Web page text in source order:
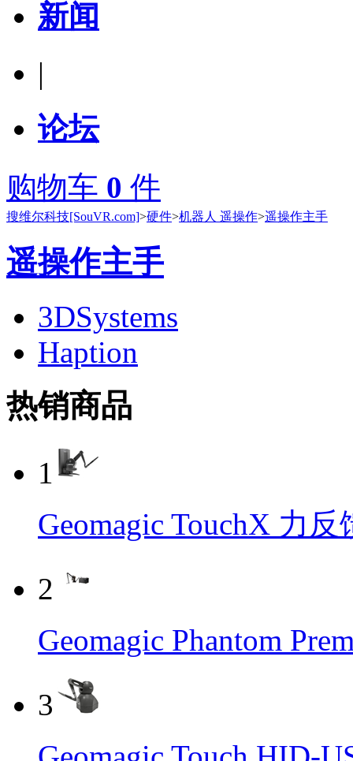
新闻
|
论坛
购物车 0 件
搜维尔科技[SouVR.com]>硬件>机器人 遥操作>遥操作主手
遥操作主手
3DSystems
Haption
热销商品
1
Geomagic TouchX 力反
2
Geomagic Phantom
3